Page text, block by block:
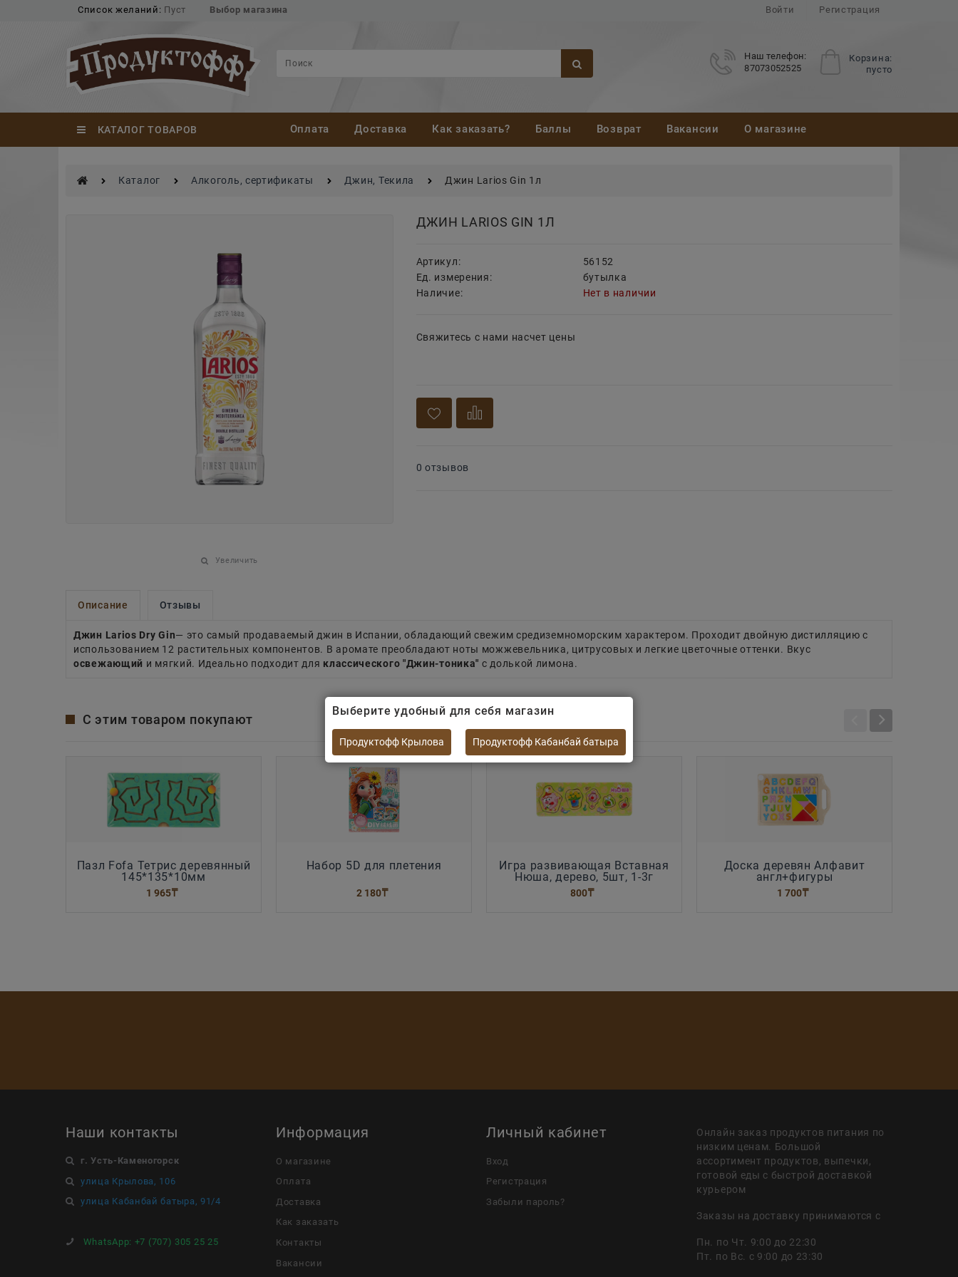
Список желаний: Пуст Выбор магазина Войти Регистрация
Корзина:
пусто
Наш телефон:
87073052525
КАТАЛОГ ТОВАРОВ Оплата Доставка Как заказать? Баллы Возврат Вакансии О магазине
Каталог Алкоголь, сертификаты Джин, Текила Джин Larios Gin 1л
Увеличить
ДЖИН LARIOS GIN 1Л
Артикул:
56152
Ед. измерения:
бутылка
Наличие:
Нет в наличии
Свяжитесь с нами насчет цены
0 отзывов
Описание Отзывы
Джин Larios Dry Gin— это самый продаваемый джин в Испании, обладающий свежим средиземноморским характером. Проходит двойную дистилляцию с
использованием 12 растительных компонентов. В аромате преобладают ноты можжевельника, цитрусовых и легкие цветочные оттенки. Вкус
освежающий и мягкий. Идеально подходит для классического "Джин-тоника" с долькой лимона.
С этим товаром покупают
Пазл Fofa Тетрис деревянный
145*135*10мм
1 965₸
Набор 5D для плетения
2 180₸
Игра развивающая Вставная
Нюша, дерево, 5шт, 1-3г
800₸
Доска деревян Алфавит
англ+фигуры
1 700₸
Наши контакты
г. Усть-Каменогорск
улица Крылова, 106
улица Кабанбай батыра, 91/4
WhatsApp: +7 (707) 305 25 25
Информация
О магазине
Оплата
Доставка
Как заказать
Контакты
Вакансии
Личный кабинет
Вход
Регистрация
Забыли пароль?
Онлайн заказ продуктов питания по
низким ценам. Большой
ассортимент продуктов, выпечки,
готовой еды с быстрой доставкой
курьером
Заказы на доставку принимаются с
Пн. по Чт. 9:00 до 22:30
Пт. по Вс. с 9:00 до 23:30
Выберите удобный для себя магазин
Продуктофф Крылова Продуктофф Кабанбай батыра